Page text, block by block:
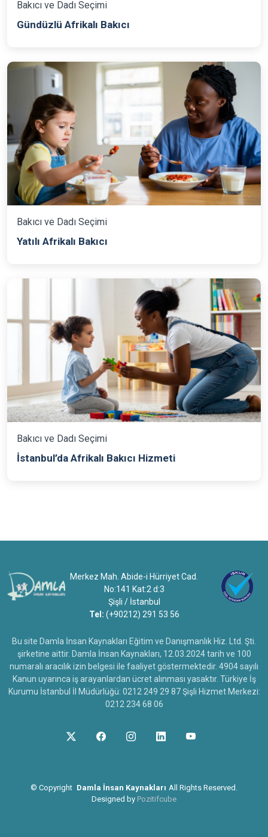
Bakıcı ve Dadı Seçimi
Gündüzlü Afrikalı Bakıcı
Bakıcı ve Dadı Seçimi
Yatılı Afrikalı Bakıcı
Bakıcı ve Dadı Seçimi
İstanbul’da Afrikalı Bakıcı Hizmeti
Merkez Mah. Abide-i Hürriyet Cad.
No:141 Kat:2 d:3
Şişli / İstanbul
Tel: (+90212) 291 53 56
Bu site Damla İnsan Kaynakları Eğitim ve Danışmanlık Hiz. Ltd. Şti.
şirketine aittir. Damla İnsan Kaynakları, 12.03.2024 tarih ve 100
numaralı aracılık izin belgesi ile faaliyet göstermektedir. 4904 sayılı
Kanun uyarınca iş arayanlardan ücret alınması yasaktır. Türkiye İş
Kurumu İstanbul İl Müdürlüğü: 0212 249 29 87 Şişli Hizmet Merkezi:
0212 234 68 06
© Copyright Damla İnsan Kaynakları All Rights Reserved.
Designed by Pozitifcube